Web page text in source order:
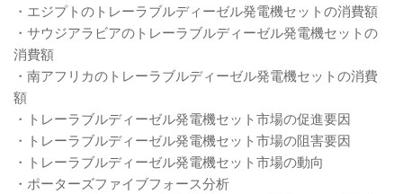
・エジプトのトレーラブルディーゼル発電機セットの消費額
・サウジアラビアのトレーラブルディーゼル発電機セットの
消費額
・南アフリカのトレーラブルディーゼル発電機セットの消費
額
・トレーラブルディーゼル発電機セット市場の促進要因
・トレーラブルディーゼル発電機セット市場の阻害要因
・トレーラブルディーゼル発電機セット市場の動向
・ポーターズファイブフォース分析